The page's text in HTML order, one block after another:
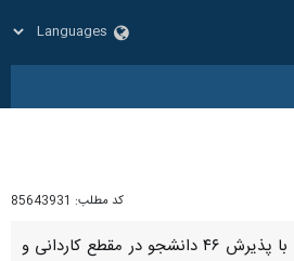
کد مطلب: 85643931
قزوین - ایرنا - رییس مرکز آموزش علمی کاربردی هلال احمر قزوین گفت: این مرکز در استان پس از یکسال رکود مجددا احیا شده و هم اکنون با پذیرش ۴۶ دانشجو در مقطع کاردانی و